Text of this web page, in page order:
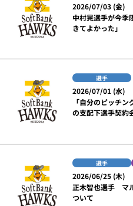
2026/07/03 (金)
中村晃選手が今季
きてよかった」
選手
2026/07/01 (水)
「自分のピッチ
の支配下選手契約
選手
2026/06/25 (木)
正木智也選手 マ
ついて